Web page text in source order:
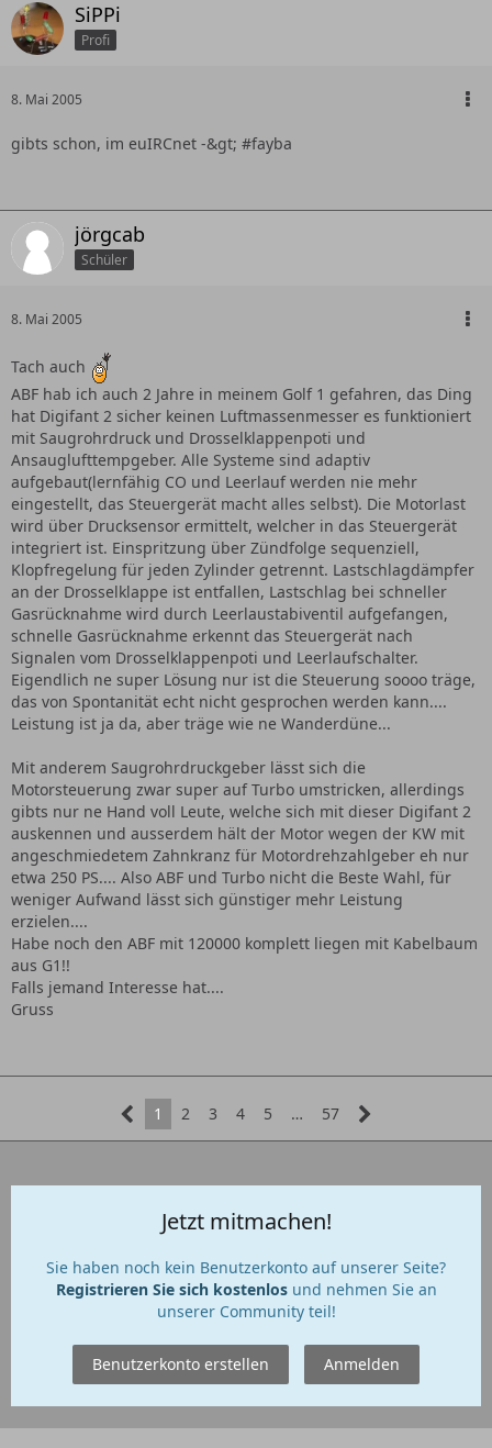
SiPPi
Profi
8. Mai 2005
gibts schon, im euIRCnet -&gt; #fayba
jörgcab
Schüler
8. Mai 2005
Tach auch
ABF hab ich auch 2 Jahre in meinem Golf 1 gefahren, das Ding
hat Digifant 2 sicher keinen Luftmassenmesser es funktioniert
mit Saugrohrdruck und Drosselklappenpoti und
Ansauglufttempgeber. Alle Systeme sind adaptiv
aufgebaut(lernfähig CO und Leerlauf werden nie mehr
eingestellt, das Steuergerät macht alles selbst). Die Motorlast
wird über Drucksensor ermittelt, welcher in das Steuergerät
integriert ist. Einspritzung über Zündfolge sequenziell,
Klopfregelung für jeden Zylinder getrennt. Lastschlagdämpfer
an der Drosselklappe ist entfallen, Lastschlag bei schneller
Gasrücknahme wird durch Leerlaustabiventil aufgefangen,
schnelle Gasrücknahme erkennt das Steuergerät nach
Signalen vom Drosselklappenpoti und Leerlaufschalter.
Eigendlich ne super Lösung nur ist die Steuerung soooo träge,
das von Spontanität echt nicht gesprochen werden kann....
Leistung ist ja da, aber träge wie ne Wanderdüne...
Mit anderem Saugrohrdruckgeber lässt sich die
Motorsteuerung zwar super auf Turbo umstricken, allerdings
gibts nur ne Hand voll Leute, welche sich mit dieser Digifant 2
auskennen und ausserdem hält der Motor wegen der KW mit
angeschmiedetem Zahnkranz für Motordrehzahlgeber eh nur
etwa 250 PS.... Also ABF und Turbo nicht die Beste Wahl, für
weniger Aufwand lässt sich günstiger mehr Leistung
erzielen....
Habe noch den ABF mit 120000 komplett liegen mit Kabelbaum
aus G1!!
Falls jemand Interesse hat....
Gruss
1 2 3 4 5 … 57
Jetzt mitmachen!
Sie haben noch kein Benutzerkonto auf unserer Seite?
Registrieren Sie sich kostenlosund nehmen Sie an
unserer Community teil!
Benutzerkonto erstellen Anmelden